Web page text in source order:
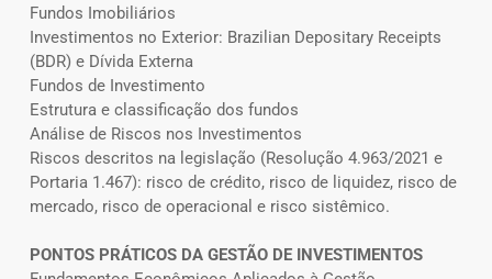
Fundos Imobiliários
Investimentos no Exterior: Brazilian Depositary Receipts
(BDR) e Dívida Externa
Fundos de Investimento
Estrutura e classificação dos fundos
Análise de Riscos nos Investimentos
Riscos descritos na legislação (Resolução 4.963/2021 e
Portaria 1.467): risco de crédito, risco de liquidez, risco de
mercado, risco de operacional e risco sistêmico.
PONTOS PRÁTICOS DA GESTÃO DE INVESTIMENTOS